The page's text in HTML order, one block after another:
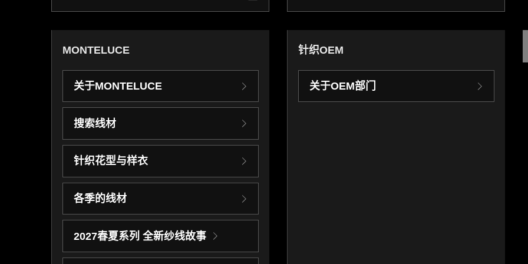
MONTELUCE
关于MONTELUCE
搜索线材
针织花型与样衣
各季的线材
2027春夏系列 全新纱线故事
针织OEM
关于OEM部门